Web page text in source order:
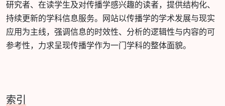
研究者、在读学生及对传播学感兴趣的读者，提供结构化、
持续更新的学科信息服务。网站以传播学的学术发展与现实
应用为主线，强调信息的时效性、分析的逻辑性与内容的可
参考性，力求呈现传播学作为一门学科的整体面貌。
索引